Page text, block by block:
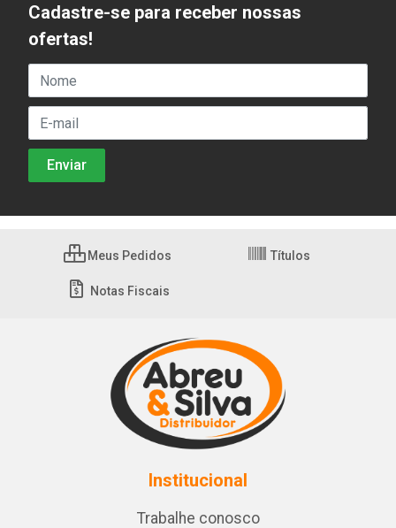
Cadastre-se para receber nossas
ofertas!
Meus Pedidos Títulos
Notas Fiscais
Institucional
Trabalhe conosco